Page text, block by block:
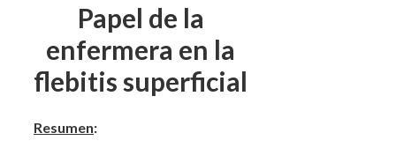
Papel de la
enfermera en la
flebitis superficial
Resumen: